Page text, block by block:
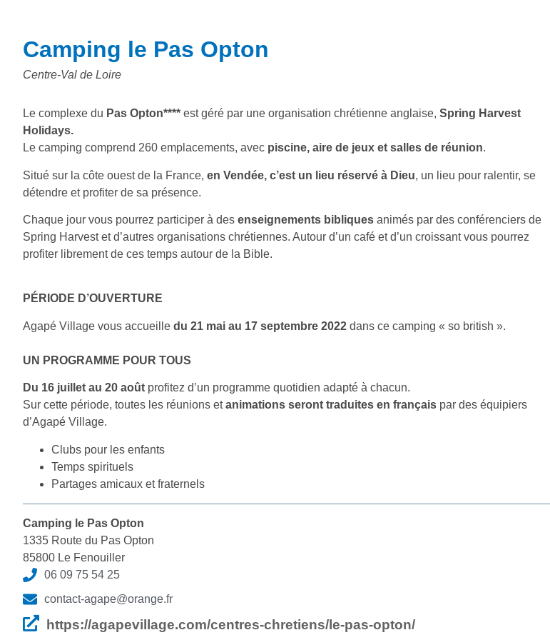
Camping le Pas Opton
Centre-Val de Loire
Le complexe du Pas Opton**** est géré par une organisation chrétienne anglaise, Spring Harvest
Holidays.
Le camping comprend 260 emplacements, avec piscine, aire de jeux et salles de réunion.
Situé sur la côte ouest de la France, en Vendée, c’est un lieu réservé à Dieu, un lieu pour ralentir, se
détendre et profiter de sa présence.
Chaque jour vous pourrez participer à des enseignements bibliques animés par des conférenciers de
Spring Harvest et d’autres organisations chrétiennes. Autour d’un café et d’un croissant vous pourrez
profiter librement de ces temps autour de la Bible.
PÉRIODE D’OUVERTURE
Agapé Village vous accueille du 21 mai au 17 septembre 2022 dans ce camping « so british ».
U N PROGRAMME POUR TOUS
Du 16 juillet au 20 août profitez d’un programme quotidien adapté à chacun.
Sur cette période, toutes les réunions etanimations seront traduites en français par des équipiers
d’Agapé Village.
Clubs pour les enfants
Temps spirituels
Partages amicaux et fraternels
Camping le Pas Opton
1335 Route du Pas Opton
85800 Le Fenouiller
06 09 75 54 25
contact-agape@orange.fr
https://agapevillage.com/centres-chretiens/le-pas-opton/